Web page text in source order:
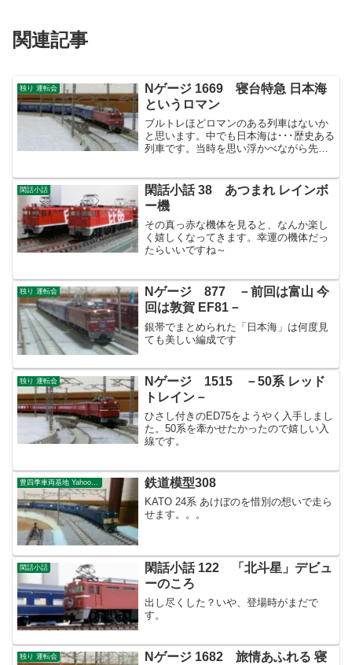
関連記事
独り 運転会
Nゲージ 1669 寝台特急 日本海
というロマン
ブルトレほどロマンのある列車はないか
と思います。中でも日本海は･･･歴史ある
列車です。当時を思い浮かべながら先々
閑話小話
閑話小話 38 あつまれ レインボ
ー機
その真っ赤な機体を見ると、なんか楽し
く嬉しくなってきます。幸運の機体だっ
たらいいですね～
独り 運転会
Nゲージ 877 －前回は富山 今
回は敦賀 EF81－
銀帯でまとめられた「日本海」は何度見
ても美しい編成です
独り 運転会
Nゲージ 1515 －50系 レッド
トレイン－
ひさし付きのED75をようやく入手しまし
た。50系を牽かせたかったので嬉しい入
線です。
鉄道模型308
KATO 24系 あけぼのを惜別の想いで走ら
せます。。。
閑話小話
閑話小話 122 「北斗星」デビュ
ーのころ
出し尽くした？いや、登場時がまだで
す。
独り 運転会
Nゲージ 1682 旅情あふれる 寝